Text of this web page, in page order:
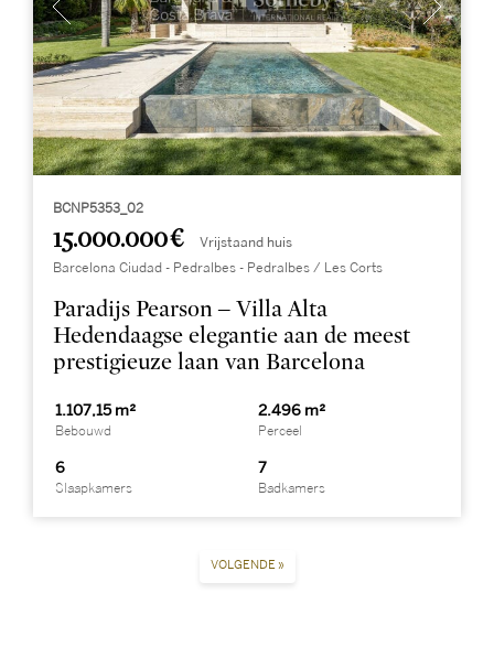
BCNP5353_02
15.000.000 € Vrijstaand huis
Barcelona Ciudad - Pedralbes - Pedralbes / Les Corts
Paradijs Pearson – Villa Alta
Hedendaagse elegantie aan de meest
prestigieuze laan van Barcelona
1.107,15 m²
Bebouwd
2.496 m²
Perceel
6
Slaapkamers
7
Badkamers
VOLGENDE »